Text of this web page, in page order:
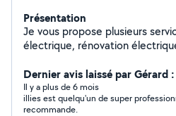
Présentation
Je vous propose plusieurs
électrique, rénovation
de climatisation, montage de
et plein d'autres services
Dernier avis laissé par Gérard
Il y a plus de 6 mois
illies est quelqu'un de super
recommande.